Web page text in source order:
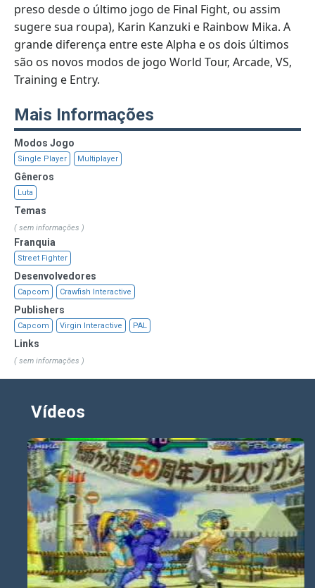
preso desde o último jogo de Final Fight, ou assim
sugere sua roupa), Karin Kanzuki e Rainbow Mika. A
grande diferença entre este Alpha e os dois últimos
são os novos modos de jogo World Tour, Arcade, VS,
Training e Entry.
Mais Informações
Modos Jogo
Single Player Multiplayer
Gêneros
Luta
Temas
( sem informações )
Franquia
Street Fighter
Desenvolvedores
Capcom Crawfish Interactive
Publishers
Capcom Virgin Interactive PAL
Links
( sem informações )
Vídeos